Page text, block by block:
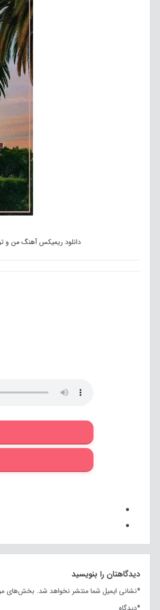
دانلود ریمیکس آهنگ من و
دیدگاهتان را بنویسید
نشانی ایمیل شما منتشر نخواهد شد. بخش‌های
*